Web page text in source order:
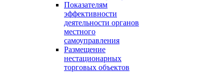
Показателям
эффективности
деятельности органов
местного
самоуправления
Размещение
нестационарных
торговых объектов